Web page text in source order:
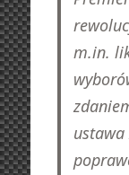
m.in.